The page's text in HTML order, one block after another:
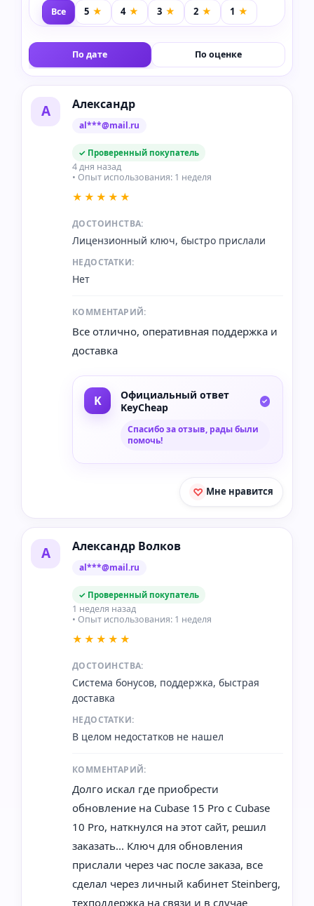
Все
По дате По оценке
А Александр
al***@mail.ru
✓ Проверенный покупатель
4 дня назад
• Опыт использования: 1 неделя
★★★★★
ДОСТОИНСТВА:
Лицензионный ключ, быстро прислали
НЕДОСТАТКИ:
Нет
КОММЕНТАРИЙ:
Все отлично, оперативная поддержка и
доставка
Официальный ответ
KeyCheap
Спасибо за отзыв, рады были
помочь!
Мне нравится
А Александр Волков
al***@mail.ru
✓ Проверенный покупатель
1 неделя назад
• Опыт использования: 1 неделя
★★★★★
ДОСТОИНСТВА:
Система бонусов, поддержка, быстрая
доставка
НЕДОСТАТКИ:
В целом недостатков не нашел
КОММЕНТАРИЙ:
Долго искал где приобрести
обновление на Cubase 15 Pro с Cubase
10 Pro, наткнулся на этот сайт, решил
заказать... Ключ для обновления
прислали через час после заказа, все
сделал через личный кабинет Steinberg,
техподдержка на связи и в случае